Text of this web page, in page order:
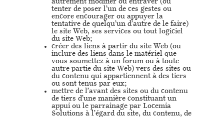
autrement modifier ou entraver (ou
tenter de poser l’un de ces gestes ou
encore encourager ou appuyer la
tentative de quelqu’un d’autre de le faire)
le site Web, ses services ou tout logiciel
du site Web;
créer des liens à partir du site Web (ou
inclure des liens dans le matériel que
vous soumettez à un forum ou à toute
autre partie du site Web) vers des sites ou
du contenu qui appartiennent à des tiers
ou sont tenus par eux;
mettre de l’avant des sites ou du contenu
de tiers d’une manière constituant un
appui ou le parrainage par Locemia
Solutions à l’égard du site, du contenu, de